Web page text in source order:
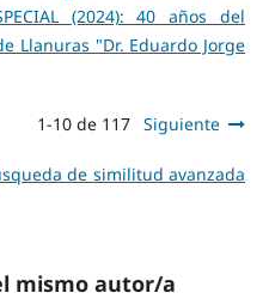
(2024): 40 años del
Llanuras "Dr. Eduardo Jorge
1-10 de 117 Siguiente
de similitud avanzada
mismo autor/a